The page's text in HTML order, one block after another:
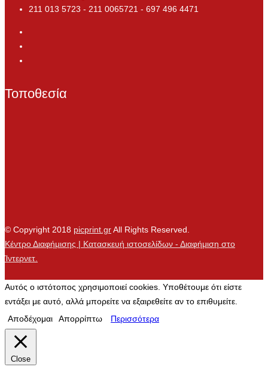
211 013 5723 - 211 0065721 - 697 496 4471
Τοποθεσία
© Copyright 2018 picprint.grAll Rights Reserved.
Κέντρο Διαφήμισης | Κατασκευή ιστοσελίδων - Διαφήμιση στο
Ίντερνετ.
Αυτός ο ιστότοπος χρησιμοποιεί cookies. Υποθέτουμε ότι είστε
εντάξει με αυτό, αλλά μπορείτε να εξαιρεθείτε αν το επιθυμείτε.
Αποδέχομαι
Απορρίπτω Περισσότερα
Close